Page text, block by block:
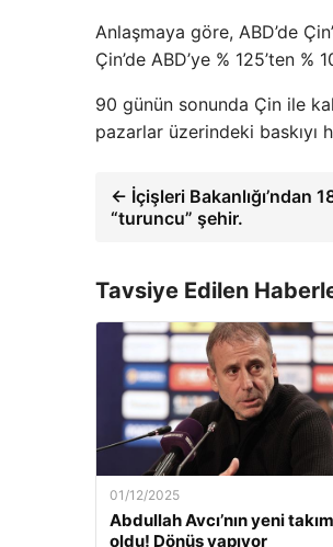
Anlaşmaya göre, ABD’de
Çin’de ABD’ye % 125’ten
90 günün sonunda Çin ile
pazarlar üzerindeki baskıyı
← İçişleri Bakanlığı’ndan
“turuncu” şehir.
Tavsiye Edilen
01/12/2025
Abdullah Avcı’nın yeni
oldu! Dönüş yapıyor